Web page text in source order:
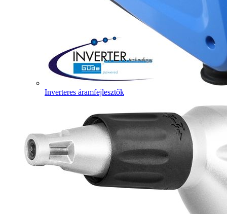
Inverteres áramfejlesztők